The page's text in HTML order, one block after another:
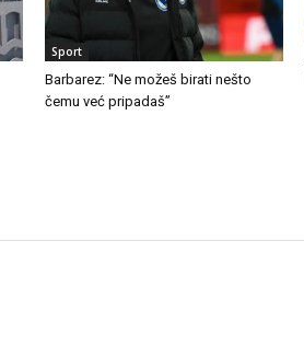
Sport
Barbarez: “Ne možeš birati nešto
čemu već pripadaš”